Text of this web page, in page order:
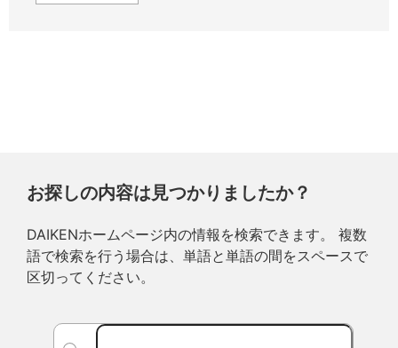
お探しの内容は見つかりましたか？
DAIKENホームページ内の情報を検索できます。 複数
語で検索を行う場合は、単語と単語の間をスペースで
区切ってください。